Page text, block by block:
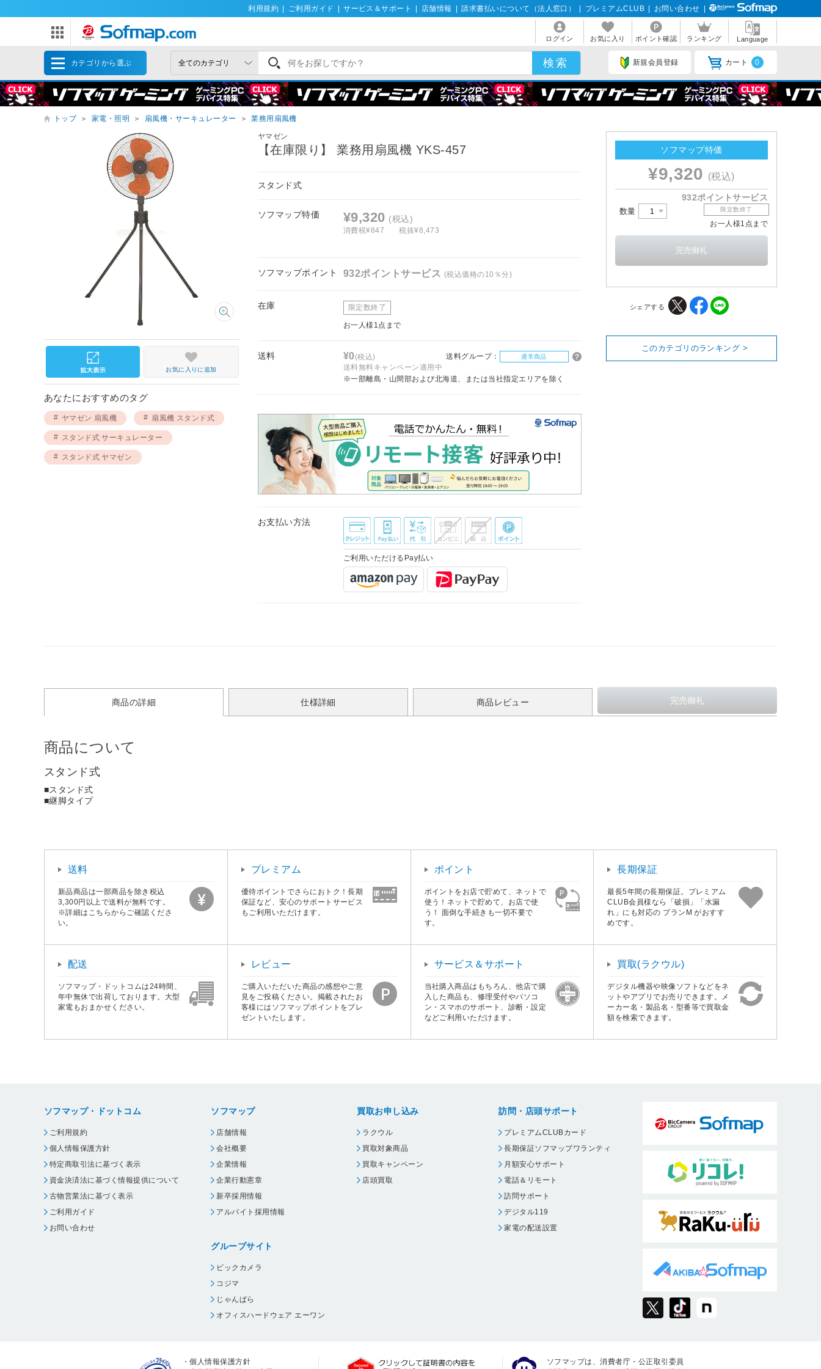
利用規約 ご利用ガイド サービス＆サポート 店舗情報 請求書払いについて（法人窓口） プレミアムCLUB お問い合わせ
ログイン お気に入り ポイント確認 ランキング Language
カテゴリから選ぶ 新規会員登録 カート 0
トップ ＞ 家電・照明 ＞ 扇風機・サーキュレーター ＞ 業務用扇風機
ヤマゼン
【在庫限り】 業務用扇風機 YKS-457
スタンド式
ソフマップ特価 ¥9,320 (税込)
消費税¥847 税抜¥8,473
ソフマップポイント 932ポイントサービス (税込価格の10％分)
在庫 限定数終了
お一人様1点まで
送料 ¥0(税込) 送料グループ： 通常商品
送料無料キャンペーン適用中
※一部離島・山間部および北海道、または当社指定エリアを除く
お支払い方法
ご利用いただけるPay払い
お気に入りに追加
あなたにおすすめのタグ
ヤマゼン 扇風機 扇風機 スタンド式
スタンド式 サーキュレーター
スタンド式 ヤマゼン
ソフマップ特価
¥9,320 (税込)
932ポイントサービス
数量 限定数終了
お一人様1点まで
シェアする
このカテゴリのランキング >
商品の詳細 仕様詳細 商品レビュー
商品について
スタンド式
■スタンド式
■継脚タイプ
送料
新品商品は一部商品を除き税込
3,300円以上で送料が無料です。
※詳細はこちらからご確認くださ
い。
プレミアム
優待ポイントでさらにおトク！長期
保証など、安心のサポートサービス
もご利用いただけます。
ポイント
ポイントをお店で貯めて、ネットで
使う！ネットで貯めて、お店で使
う！ 面倒な手続きも一切不要で
す。
長期保証
最長5年間の長期保証。プレミアム
CLUB会員様なら「破損」「水漏
れ」にも対応の プランM がおすす
めです。
配送
ソフマップ・ドットコムは24時間、
年中無休で出荷しております。大型
家電もおまかせください。
レビュー
ご購入いただいた商品の感想やご意
見をご投稿ください。掲載されたお
客様にはソフマップポイントをプレ
ゼントいたします。
サービス＆サポート
当社購入商品はもちろん、他店で購
入した商品も、修理受付やパソコ
ン・スマホのサポート、診断・設定
などご利用いただけます。
買取(ラクウル)
デジタル機器や映像ソフトなどをネ
ットやアプリでお売りできます。メ
ーカー名・製品名・型番等で買取金
額を検索できます。
ソフマップ・ドットコム
ご利用規約
個人情報保護方針
特定商取引法に基づく表示
資金決済法に基づく情報提供について
古物営業法に基づく表示
ご利用ガイド
お問い合わせ
ソフマップ
店舗情報
会社概要
企業情報
企業行動憲章
新卒採用情報
アルバイト採用情報
グループサイト
ビックカメラ
コジマ
じゃんぱら
オフィスハードウェア エーワン
買取お申し込み
ラクウル
買取対象商品
買取キャンペーン
店頭買取
訪問・店頭サポート
プレミアムCLUBカード
長期保証ソフマップワランティ
月額安心サポート
電話＆リモート
訪問サポート
デジタル119
家電の配送設置
・個人情報保護方針
ソフマップは、消費者庁・公正取引委員